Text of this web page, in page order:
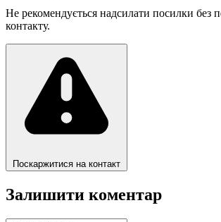
Не рекомендується надсилати посилки без
контакту.
Поскаржитися на контакт
Залишити коментар